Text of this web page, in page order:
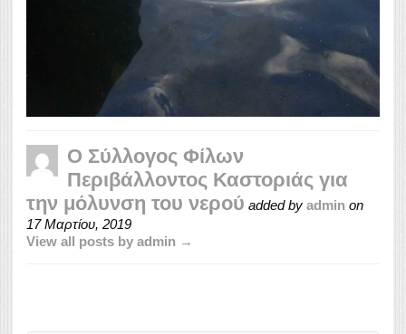
Ο Σύλλογος Φίλων
Περιβάλλοντος Καστοριάς για
την μόλυνση του νερού added by admin on
17 Μαρτίου, 2019
View all posts by admin →